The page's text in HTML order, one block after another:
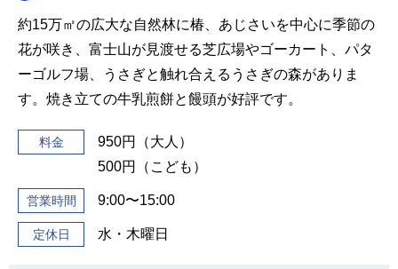
約15万㎡の広大な自然林に椿、あじさいを中心に季節の
花が咲き、富士山が見渡せる芝広場やゴーカート、パタ
ーゴルフ場、うさぎと触れ合えるうさぎの森がありま
す。焼き立ての牛乳煎餅と饅頭が好評です。
料金
950円（大人）
500円（こども）
営業時間 9:00〜15:00
定休日 水・木曜日